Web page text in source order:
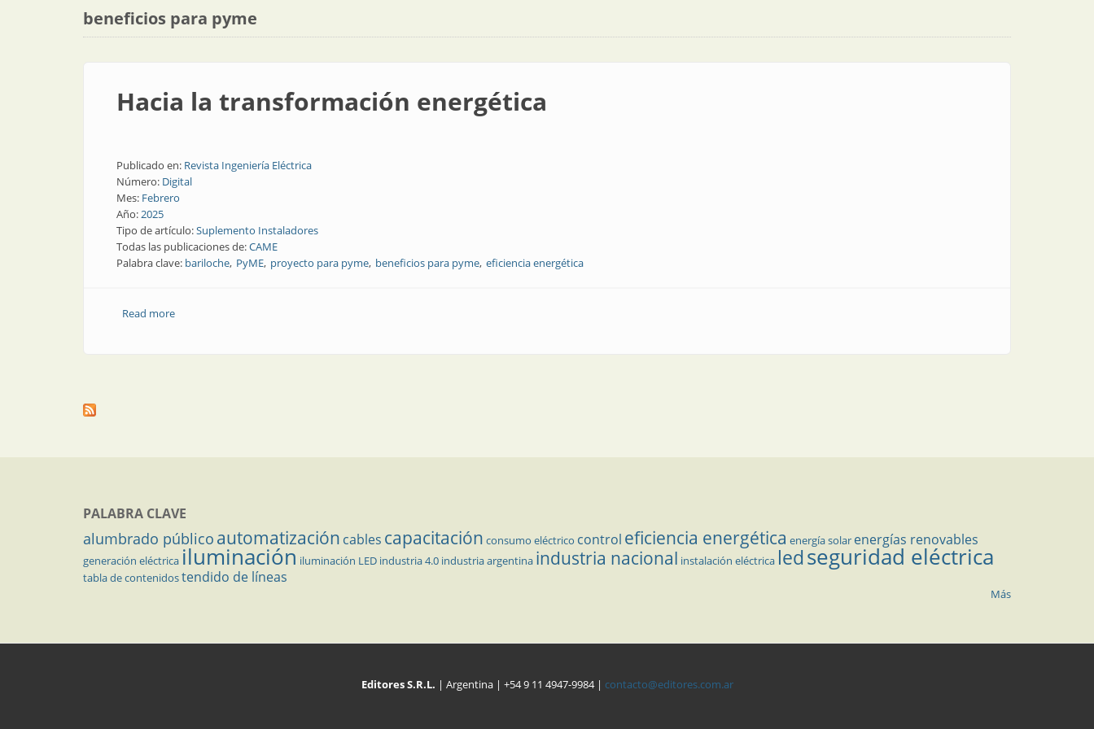
beneficios para pyme
Hacia la transformación energética
Publicado en: Revista Ingeniería Eléctrica
Número: Digital
Mes: Febrero
Año:2025
Tipo de artículo:Suplemento Instaladores
Todas las publicaciones de:CAME
Palabra clave: bariloche PyME proyecto para pyme beneficios para pyme eficiencia energética
Read moreabout Hacia la transformación energética
PALABRA CLAVE
alumbrado público automatización cables capacitación consumo eléctrico control eficiencia energética energía solar energías renovables
generación eléctrica iluminación iluminación LED industria 4.0 industria argentina industria nacional instalación eléctrica ledseguridad eléctrica
tabla de contenidostendido de líneas
Más
Editores S.R.L. | Argentina | +54 9 11 4947-9984 | contacto@editores.com.ar